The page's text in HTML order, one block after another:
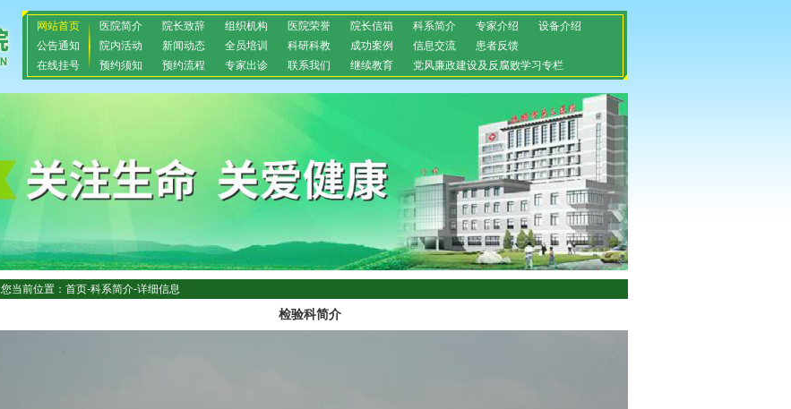
网站首页 医院简介 院长致辞 组织机构 医院荣誉 院长信箱 科系简介 专家介绍
设备介绍
公告通知
院内活动 新闻动态 全员培训 科研科教 成功案例 信息交流
患者反馈
在线挂号
预约须知 预约流程 专家出诊 联系我们 继续教育 党风廉政建设及反腐败学习专栏
您当前位置：首页-科系简介-详细信息
检验科简介